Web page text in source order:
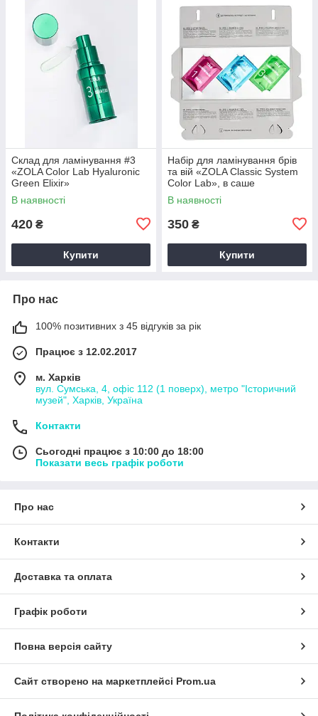
Склад для ламінування #3
«ZOLA Color Lab Hyaluronic
Green Elixir»
В наявності
420 ₴
Купити
Набір для ламінування брів
та вій «ZOLA Classic System
Color Lab», в саше
В наявності
350 ₴
Купити
Про нас
100% позитивних з 45 відгуків за рік
Працює з 12.02.2017
м. Харків
вул. Сумська, 4, офіс 112 (1 поверх), метро "Історичний
музей", Харків, Україна
Контакти
Сьогодні працює з 10:00 до 18:00
Показати весь графік роботи
Про нас
Контакти
Доставка та оплата
Графік роботи
Повна версія сайту
Сайт створено на маркетплейсі Prom.ua